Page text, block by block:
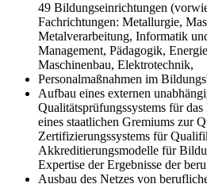
49 Bildungseinrichtungen
Fachrichtungen: Metallurgie,
Metalverarbeitung, Informatik
Management, Pädagogik,
Maschinenbau, Elektrotechnik,
Personalmaßnahmen im
Aufbau eines externen
Qualitätsprüfungssystems für
eines staatlichen Gremiums zur
Zertifizierungssystems für
Akkreditierungsmodelle für
Expertise der Ergebnisse der
Ausbau des Netzes von